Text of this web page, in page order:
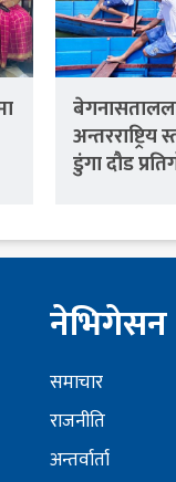
अन्तरराष्ट्रिय
डुंगा दौड
नेभिगेसन
समाचार
राजनीति
अन्तर्वार्ता